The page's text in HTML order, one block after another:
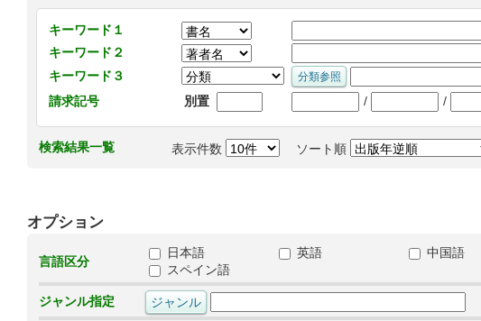
キーワード１
キーワード２
キーワード３
請求記号
別置 / /
検索結果一覧 表示件数 ソート順
オプション
言語区分
日本語 英語 中国語
スペイン語
ジャンル指定